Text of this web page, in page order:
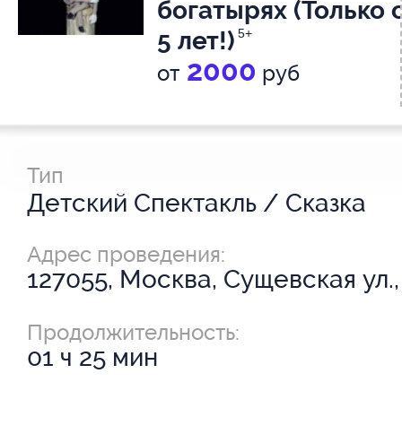
богатырях (Только
5 лет!) 5+
от 2000 руб
Тип
Детский Спектакль / Сказка
Адрес проведения:
127055, Москва, Сущевская
Продолжительность:
01 ч 25 мин